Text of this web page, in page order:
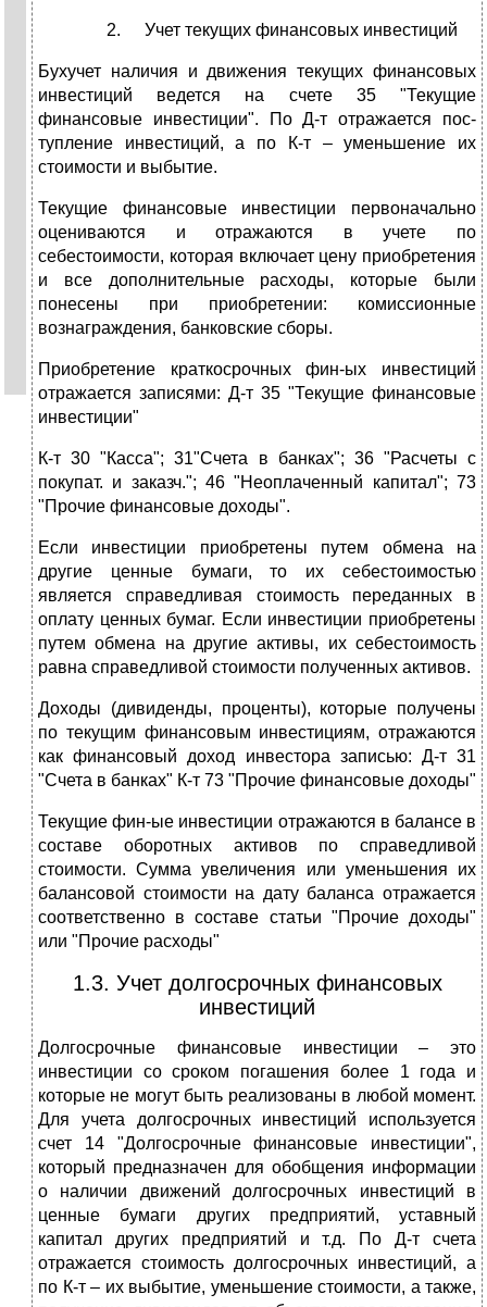
Учет текущих финансовых инвестиций
Бухучет наличия и движения текущих финансовых
инвестиций ведется на счете 35 "Текущие
финансовые инвестиции". По Д-т отражается пос-
тупление инвестиций, а по К-т – уменьшение их
стоимости и выбытие.
Текущие финансовые инвестиции первоначально
оцениваются и отражаются в учете по
себестоимости, которая включает цену приобретения
и все дополнительные расходы, которые были
понесены при приобретении: комиссионные
вознаграждения, банковские сборы.
Приобретение краткосрочных фин-ых инвестиций
отражается записями: Д-т 35 "Текущие финансовые
инвестиции"
К-т 30 "Касса"; 31"Счета в банках"; 36 "Расчеты с
покупат. и заказч."; 46 "Неоплаченный капитал"; 73
"Прочие финансовые доходы".
Если инвестиции приобретены путем обмена на
другие ценные бумаги, то их себестоимостью
является справедливая стоимость переданных в
оплату ценных бумаг. Если инвестиции приобретены
путем обмена на другие активы, их себестоимость
равна справедливой стоимости полученных активов.
Доходы (дивиденды, проценты), которые получены
по текущим финансовым инвестициям, отражаются
как финансовый доход инвестора записью: Д-т 31
"Счета в банках" К-т 73 "Прочие финансовые доходы"
Текущие фин-ые инвестиции отражаются в балансе в
составе оборотных активов по справедливой
стоимости. Сумма увеличения или уменьшения их
балансовой стоимости на дату баланса отражается
соответственно в составе статьи "Прочие доходы"
или "Прочие расходы"
1.3. Учет долгосрочных финансовых
инвестиций
Долгосрочные финансовые инвестиции – это
инвестиции со сроком погашения более 1 года и
которые не могут быть реализованы в любой момент.
Для учета долгосрочных инвестиций используется
счет 14 "Долгосрочные финансовые инвестиции",
который предназначен для обобщения информации
о наличии движений долгосрочных инвестиций в
ценные бумаги других предприятий, уставный
капитал других предприятий и т.д. По Д-т счета
отражается стоимость долгосрочных инвестиций, а
по К-т – их выбытие, уменьшение стоимости, а также,